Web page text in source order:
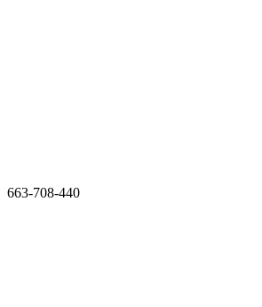
663-708-440